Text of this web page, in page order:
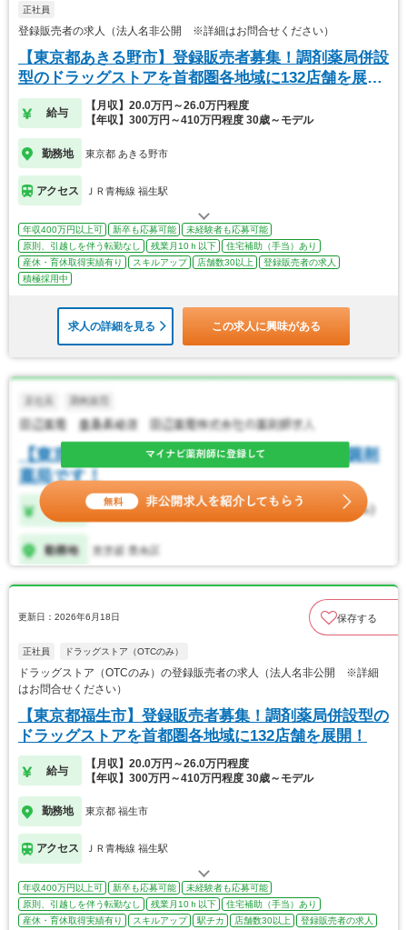
正社員
登録販売者の求人（法人名非公開 ※詳細はお問合せください）
【東京都あきる野市】登録販売者募集！調剤薬局併設
型のドラッグストアを首都圏各地域に132店舗を展
開！
給与
【月収】20.0万円～26.0万円程度
【年収】300万円～410万円程度 30歳～モデル
勤務地 東京都 あきる野市
アクセス ＪＲ青梅線 福生駅
年収400万円以上可 新卒も応募可能
未経験者も応募可能
原則、引越しを伴う転勤なし
残業月10ｈ以下
住宅補助（手当）あり
産休・育休取得実績有り
スキルアップ 店舗数30以上
登録販売者の求人
積極採用中
求人の詳細を見る この求人に興味がある
更新日：2026年6月18日 保存する
正社員 ドラッグストア（OTCのみ）
ドラッグストア（OTCのみ）の登録販売者の求人（法人名非公開 ※詳細
はお問合せください）
【東京都福生市】登録販売者募集！調剤薬局併設型の
ドラッグストアを首都圏各地域に132店舗を展開！
給与
【月収】20.0万円～26.0万円程度
【年収】300万円～410万円程度 30歳～モデル
勤務地 東京都 福生市
アクセス ＪＲ青梅線 福生駅
年収400万円以上可 新卒も応募可能
未経験者も応募可能
原則、引越しを伴う転勤なし
残業月10ｈ以下
住宅補助（手当）あり
産休・育休取得実績有り
スキルアップ 駅チカ 店舗数30以上
登録販売者の求人